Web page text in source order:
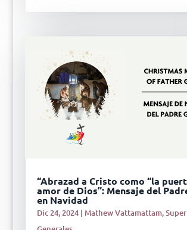
“Abrazad a Cristo como “la
amor de Dios”: Mensaje del
en Navidad
Dic 24, 2024| Mathew Vattamattam,